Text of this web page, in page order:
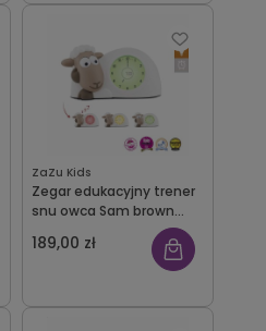
ZaZu Kids
Zegar edukacyjny trener
snu owca Sam brown
189,00 zł